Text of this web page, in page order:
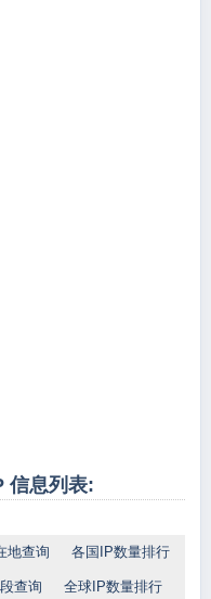
信息列表:
地查询 各国IP数量排行
查询 全球IP数量排行